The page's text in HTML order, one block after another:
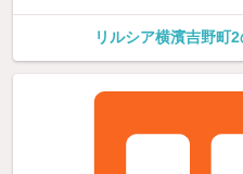
リルシア横濱吉野町